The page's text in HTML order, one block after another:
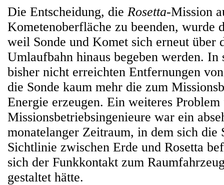
Die Entscheidung, die Rosetta-Mission
Kometenoberfläche zu beenden, wurde
weil Sonde und Komet sich erneut über
Umlaufbahn hinaus begeben werden.
bisher nicht erreichten Entfernungen
die Sonde kaum mehr die zum
Energie erzeugen. Ein weiteres
Missionsbetriebsingenieure war ein
monatelanger Zeitraum, in dem sich die
Sichtlinie zwischen Erde und Rosetta
sich der Funkkontakt zum
gestaltet hätte.